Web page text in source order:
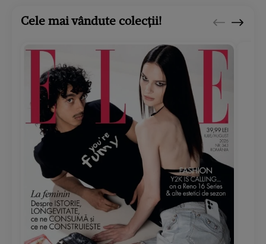
Cele mai vândute colecții!